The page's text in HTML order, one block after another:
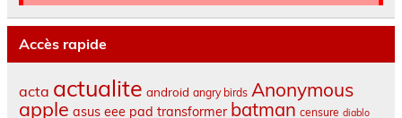
Accès rapide
acta actualite android angry birds Anonymous
apple asus eee pad transformer batman censure diablo